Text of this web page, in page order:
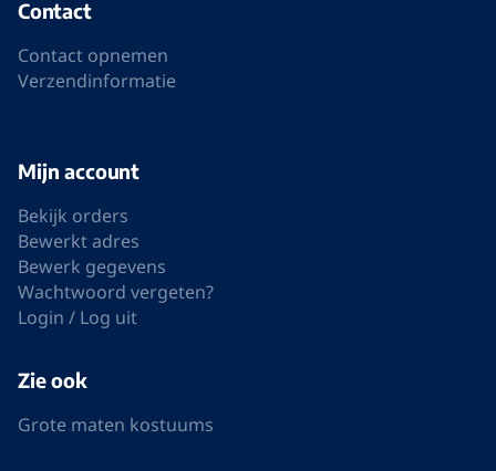
Contact
Contact opnemen
Verzendinformatie
Mijn account
Bekijk orders
Bewerkt adres
Bewerk gegevens
Wachtwoord vergeten?
Login / Log uit
Zie ook
Grote maten kostuums